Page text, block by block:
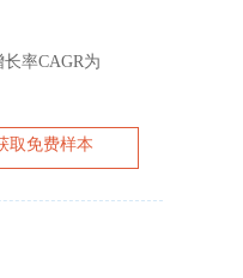
率CAGR为
取免费样本